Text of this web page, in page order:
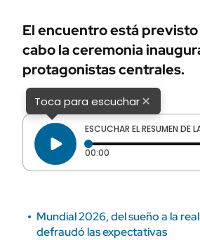
El encuentro está previsto
cabo la ceremonia
protagonistas centrales.
Toca para escuchar×
ESCUCHAR EL RESUMEN DE
00:00 Tiempo
Mundial 2026, del sueño a la
defraudó las expectativas